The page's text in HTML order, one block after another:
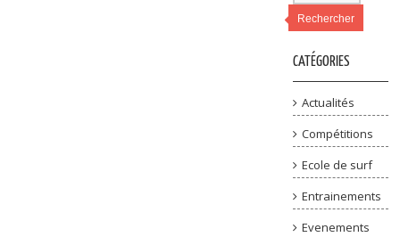
Rechercher
CATÉGORIES
Actualités
Compétitions
Ecole de surf
Entrainements
Evenements